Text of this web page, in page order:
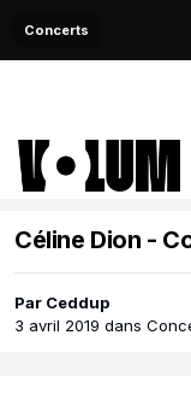
Concerts
Céline Dion -
Par Ceddup
3 avril 2019 dans